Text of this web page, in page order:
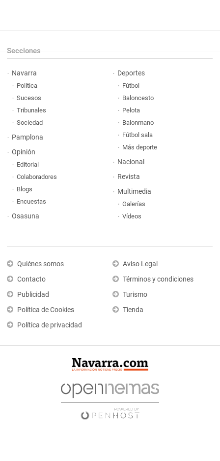
Secciones
Navarra
Política
Sucesos
Tribunales
Sociedad
Pamplona
Opinión
Editorial
Colaboradores
Blogs
Encuestas
Osasuna
Deportes
Fútbol
Baloncesto
Pelota
Balonmano
Fútbol sala
Más deporte
Nacional
Revista
Multimedia
Galerías
Vídeos
Quiénes somos
Contacto
Publicidad
Política de Cookies
Política de privacidad
Aviso Legal
Términos y condiciones
Turismo
Tienda